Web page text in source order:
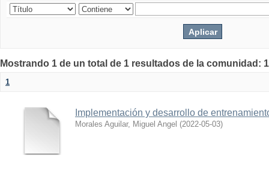
Mostrando 1 de un total de 1 resultados de la comunidad:
1
Implementación y desarrollo de
Morales Aguilar, Miguel Angel (2022-05-03)